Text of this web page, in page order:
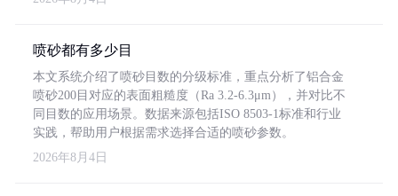
喷砂都有多少目
本文系统介绍了喷砂目数的分级标准，重点分析了铝合金
喷砂200目对应的表面粗糙度（Ra 3.2-6.3μm），并对比不
同目数的应用场景。数据来源包括ISO 8503-1标准和行业
实践，帮助用户根据需求选择合适的喷砂参数。
2026年8月4日